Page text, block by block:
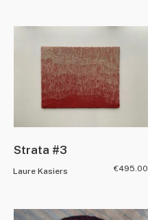
Strata #3
Laure Kasiers €495.00